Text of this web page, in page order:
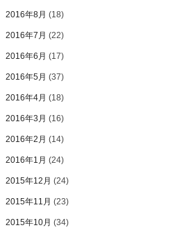
2016年8月 (18)
2016年7月 (22)
2016年6月 (17)
2016年5月 (37)
2016年4月 (18)
2016年3月 (16)
2016年2月 (14)
2016年1月 (24)
2015年12月 (24)
2015年11月 (23)
2015年10月 (34)